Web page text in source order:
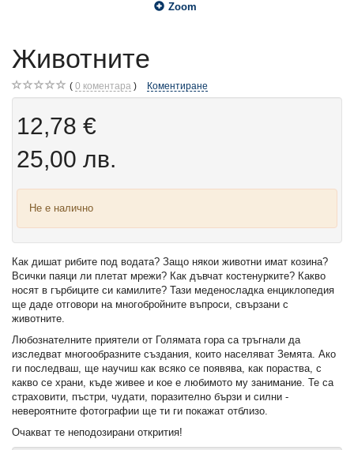
Zoom
Животните
0 коментара Коментиране
12,78 €
25,00 лв.
Не е налично
Как дишат рибите под водата? Защо някои животни имат козина?
Всички паяци ли плетат мрежи? Как дъвчат костенурките? Какво
носят в гърбиците си камилите? Тази меденосладка енциклопедия
ще даде отговори на многобройните въпроси, свързани с
животните.
Любознателните приятели от Голямата гора са тръгнали да
изследват многообразните създания, които населяват Земята. Ако
ги последваш, ще научиш как всяко се появява, как пораства, с
какво се храни, къде живее и кое е любимото му занимание. Те са
страховити, пъстри, чудати, поразително бързи и силни -
невероятните фотографии ще ти ги покажат отблизо.
Очакват те неподозирани открития!